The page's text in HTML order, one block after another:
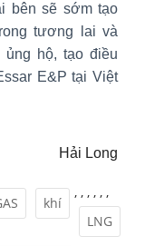
bên sẽ sớm tạo
tương lai và
hộ, tạo điều
E&P tại Việt
Hải Long
, ,
khí
,
LNG
, , ,